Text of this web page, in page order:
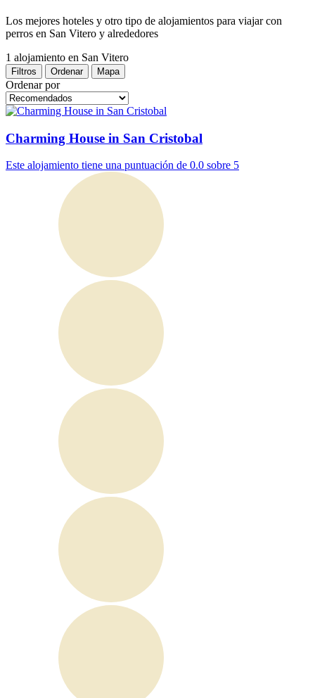
Los mejores hoteles y otro tipo de alojamientos para viajar con
perros en San Vitero y alrededores
1 alojamiento en San Vitero
Filtros Ordenar Mapa
Ordenar por
Charming House in San Cristobal
Este alojamiento tiene una puntuación de 0.0 sobre 5